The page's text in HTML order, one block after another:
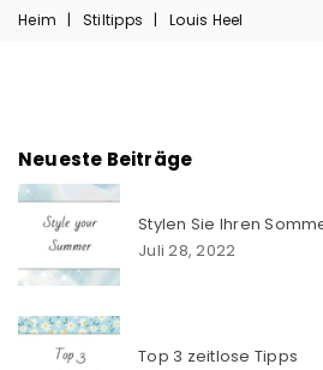
Heim | Stiltipps | Louis Heel
Neueste Beiträge
Stylen Sie Ihren
Juli 28, 2022
Top 3 zeitlose Tipps